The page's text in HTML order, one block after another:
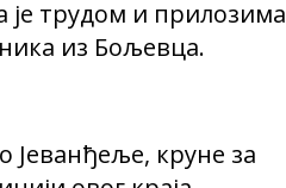
је трудом и прилозима
из Бољевца.
Јеванђеље, круне за